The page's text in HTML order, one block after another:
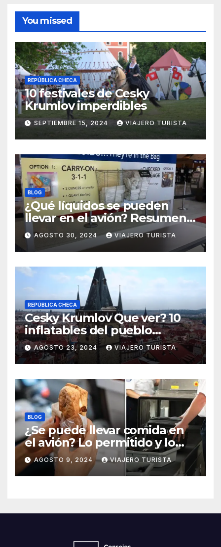
You missed
REPÚBLICA CHECA
10 festivales de Cesky
Krumlov imperdibles
SEPTIEMBRE 15, 2024 VIAJERO TURISTA
BLOG
¿Qué líquidos se pueden
llevar en el avión? Resumen
práctico y rápido
AGOSTO 30, 2024 VIAJERO TURISTA
REPÚBLICA CHECA
Cesky Krumlov Que ver? 10
inflatables del pueblo
medieval
AGOSTO 23, 2024 VIAJERO TURISTA
BLOG
¿Se puede llevar comida en
el avión? Lo permitido y lo
prohido
AGOSTO 9, 2024 VIAJERO TURISTA